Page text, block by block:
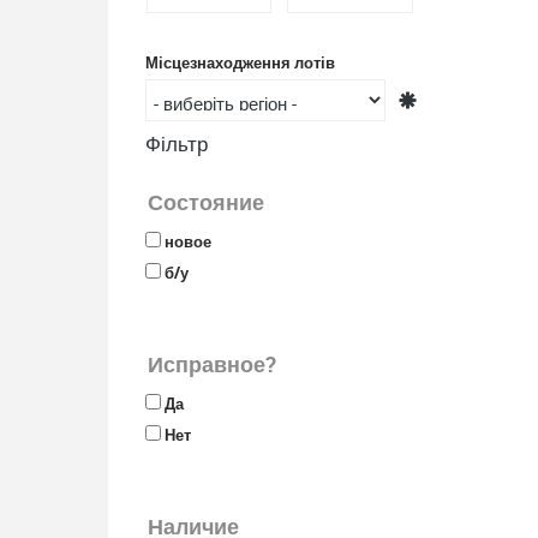
Місцезнаходження лотів
Фільтр
Состояние
новое
б/у
Исправное?
Да
Нет
Наличие